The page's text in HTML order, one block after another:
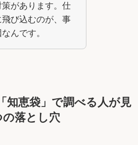
があります。仕
び込むのが、事
んです。
知恵袋」で調べる人が見
落とし穴